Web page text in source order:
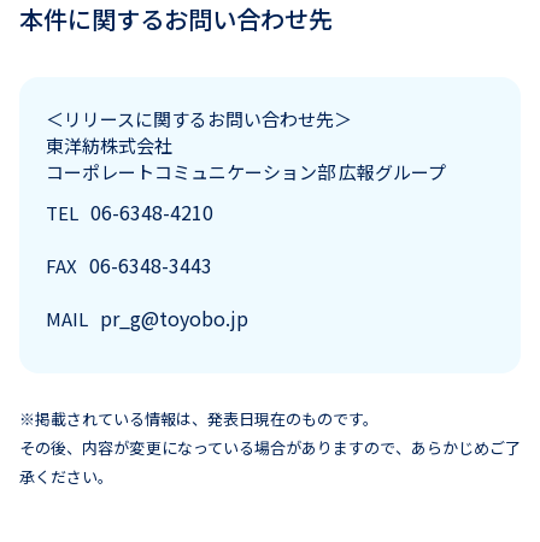
本件に関するお問い合わせ先
＜リリースに関するお問い合わせ先＞
東洋紡株式会社
コーポレートコミュニケーション部 広報グループ
TEL 06-6348-4210
FAX 06-6348-3443
MAIL pr_g@toyobo.jp
※掲載されている情報は、発表日現在のものです。
その後、内容が変更になっている場合がありますので、あらかじめご了
承ください。